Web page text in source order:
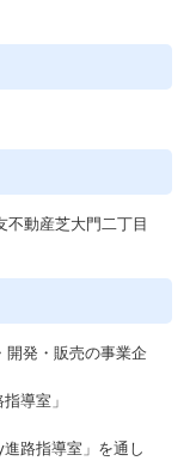
動産芝大門二丁目
開発・販売の事業企
導室」
路指導室」を通し